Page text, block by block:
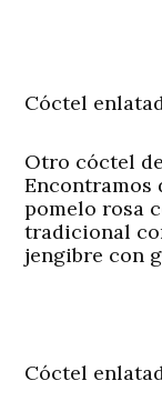
Cóctel
Otro cóctel
Encontramos
pomelo rosa
tradicional
jengibre con
Cóctel